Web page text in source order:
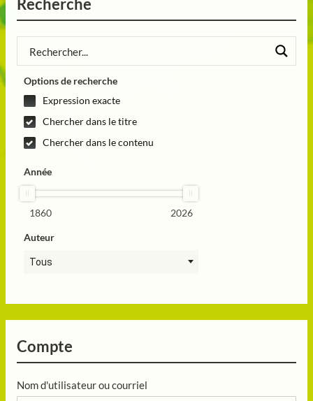
Options de recherche
Expression exacte
Chercher dans le titre
Chercher dans le contenu
Année
1860 2026
Auteur
Tous
Compte
Nom d'utilisateur ou courriel